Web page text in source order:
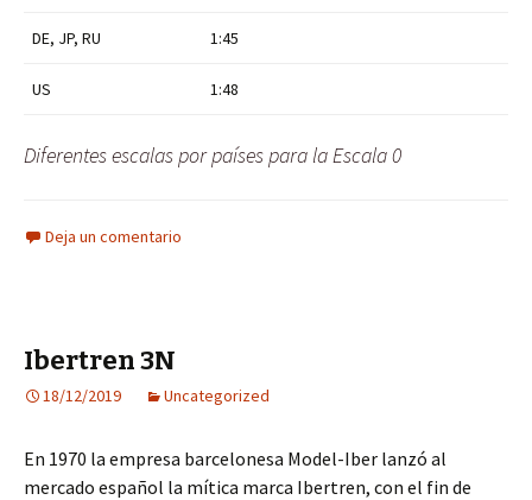
DE, JP, RU 1:45
US 1:48
Diferentes escalas por países para la Escala 0
Deja un comentario
Ibertren 3N
18/12/2019 Uncategorized
En 1970 la empresa barcelonesa Model-Iber lanzó al
mercado español la mítica marca Ibertren, con el fin de